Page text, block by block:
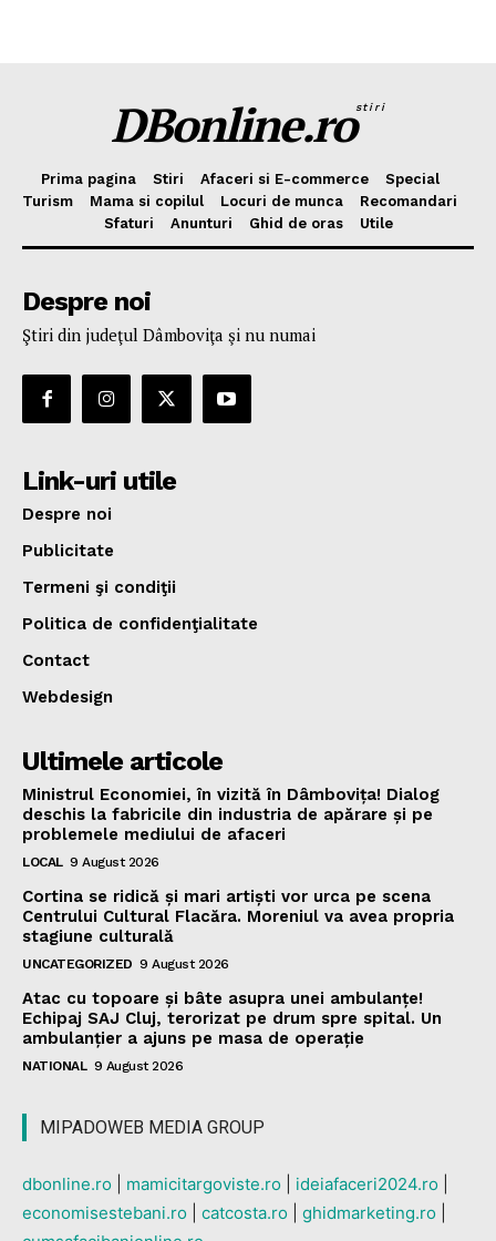
DBonline.rostiri
Prima pagina Stiri Afaceri si E-commerce
Special
Turism
Mama si copilul Locuri de munca
Recomandari
Sfaturi
Anunturi Ghid de oras Utile
Despre noi
Ştiri din judeţul Dâmboviţa şi nu numai
Link-uri utile
Despre noi
Publicitate
Termeni şi condiţii
Politica de confidenţialitate
Contact
Webdesign
Ultimele articole
Ministrul Economiei, în vizită în Dâmbovița! Dialog
deschis la fabricile din industria de apărare și pe
problemele mediului de afaceri
LOCAL 9 August 2026
Cortina se ridică și mari artiști vor urca pe scena
Centrului Cultural Flacăra. Moreniul va avea propria
stagiune culturală
UNCATEGORIZED 9 August 2026
Atac cu topoare și bâte asupra unei ambulanțe!
Echipaj SAJ Cluj, terorizat pe drum spre spital. Un
ambulanțier a ajuns pe masa de operație
NATIONAL 9 August 2026
MIPADOWEB MEDIA GROUP
dbonline.ro mamicitargoviste.ro ideiafaceri2024.ro
economisestebani.ro
catcosta.ro ghidmarketing.ro